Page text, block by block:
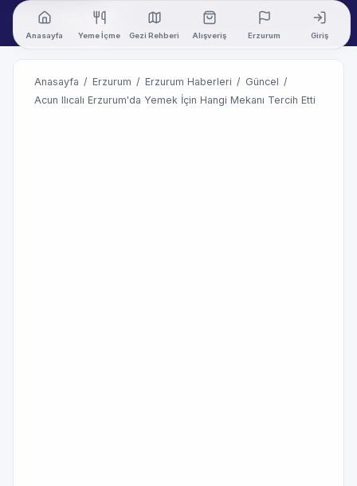
Anasayfa Yeme İçme Gezi Rehberi Alışveriş Erzurum Giriş
Anasayfa / Erzurum / Erzurum Haberleri / Güncel /
Acun Ilıcalı Erzurum'da Yemek İçin Hangi Mekanı Tercih Etti